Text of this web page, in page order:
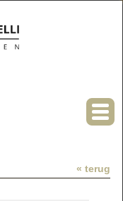
« terug